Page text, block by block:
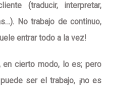
(traducir, interpretar,
No trabajo de continuo,
entrar todo a la vez!
en cierto modo, lo es; pero
ser el trabajo, ¡no es